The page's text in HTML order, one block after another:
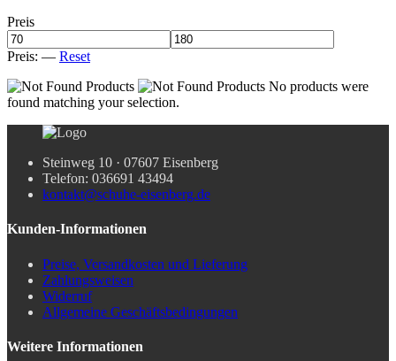
Preis
Preis: — Reset
No products were
found matching your selection.
Steinweg 10 · 07607 Eisenberg
Telefon: 036691 43494
kontakt@schuhe-eisenberg.de
Kunden-Informationen
Preise, Versandkosten und Lieferung
Zahlungsweisen
Widerruf
Allgemeine Geschäftsbedingungen
Weitere Informationen